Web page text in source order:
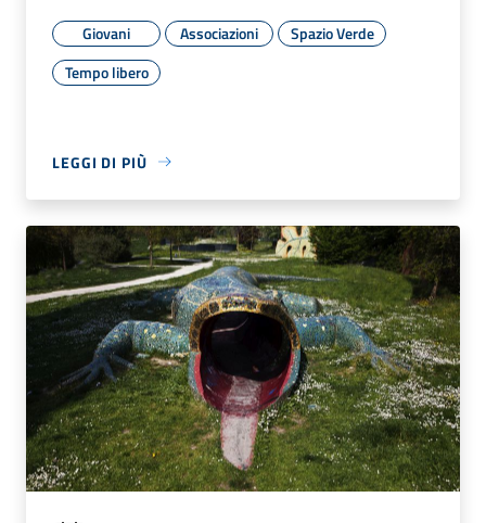
Giovani Associazioni
Spazio Verde
Tempo libero
LEGGI DI PIÙ